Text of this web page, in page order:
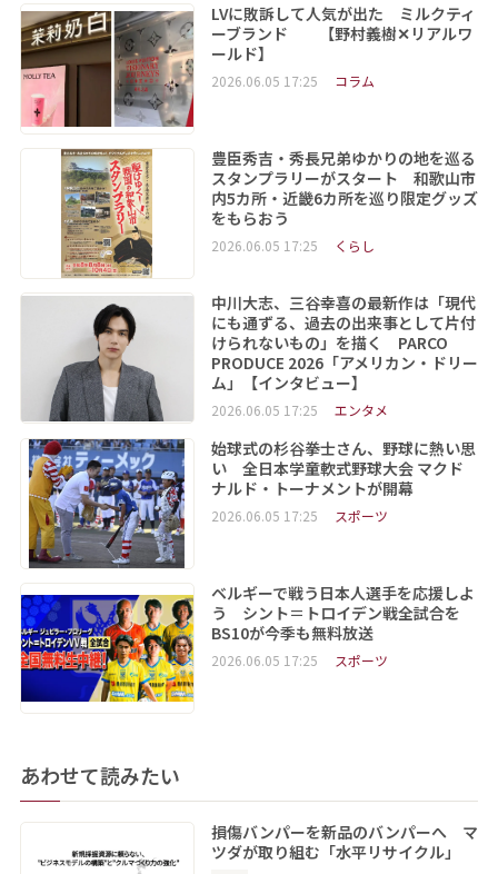
LVに敗訴して人気が出た ミルクティ
ーブランド 【野村義樹✕リアルワ
ールド】
2026.06.05 17:25 コラム
豊臣秀吉・秀長兄弟ゆかりの地を巡る
スタンプラリーがスタート 和歌山市
内5カ所・近畿6カ所を巡り限定グッズ
をもらおう
2026.06.05 17:25 くらし
中川大志、三谷幸喜の最新作は「現代
にも通ずる、過去の出来事として片付
けられないもの」を描く PARCO
PRODUCE 2026「アメリカン・ドリー
ム」【インタビュー】
2026.06.05 17:25 エンタメ
始球式の杉谷拳士さん、野球に熱い思
い 全日本学童軟式野球大会 マクド
ナルド・トーナメントが開幕
2026.06.05 17:25 スポーツ
ベルギーで戦う日本人選手を応援しよ
う シント＝トロイデン戦全試合を
BS10が今季も無料放送
2026.06.05 17:25 スポーツ
あわせて読みたい
損傷バンパーを新品のバンパーへ マ
ツダが取り組む「水平リサイクル」